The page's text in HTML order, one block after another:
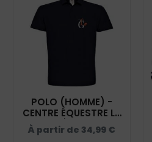
POLO (HOMME) -
CENTRE ÉQUESTRE LA
GRENADIÈRE - NAVY -
BCID1
À partir de 34,99 €